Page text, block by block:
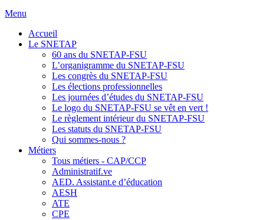
Menu
Accueil
Le SNETAP
60 ans du SNETAP-FSU
L’organigramme du SNETAP-FSU
Les congrès du SNETAP-FSU
Les élections professionnelles
Les journées d’études du SNETAP-FSU
Le logo du SNETAP-FSU se vêt en vert !
Le règlement intérieur du SNETAP-FSU
Les statuts du SNETAP-FSU
Qui sommes-nous ?
Métiers
Tous métiers - CAP/CCP
Administratif.ve
AED. Assistant.e d’éducation
AESH
ATE
CPE